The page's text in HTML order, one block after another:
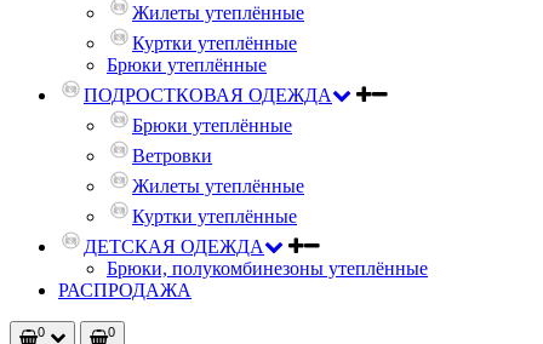
Жилеты утеплённые
Куртки утеплённые
Брюки утеплённые
ПОДРОСТКОВАЯ ОДЕЖДА
Брюки утеплённые
Ветровки
Жилеты утеплённые
Куртки утеплённые
ДЕТСКАЯ ОДЕЖДА
Брюки, полукомбинезоны утеплённые
РАСПРОДАЖА
0 0